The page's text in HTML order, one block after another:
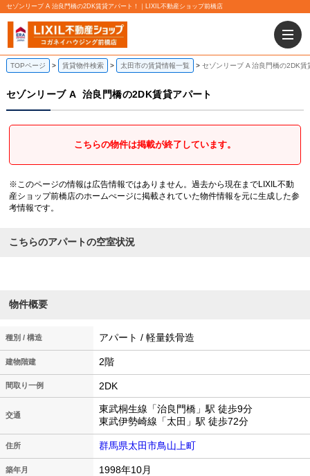
セゾンリーブ A 治良門橋の2DK賃貸アパート！｜LIXIL不動産ショップ前橋店
TOPページ 賃貸物件検索 太田市の賃貸情報一覧 セゾンリーブ A 治良門橋の2DK賃
セゾンリーブ A 治良門橋の2DK賃貸アパート
こちらの物件は掲載が終了しています。
※このページの情報は広告情報ではありません。過去から現在までLIXIL不動
産ショップ前橋店のホームぺージに掲載されていた物件情報を元に生成した参
考情報です。
こちらのアパートの空室状況
物件概要
種別 / 構造 アパート / 軽量鉄骨造
建物階建 2階
間取り一例 2DK
交通
東武桐生線「治良門橋」駅 徒歩9分
東武伊勢崎線「太田」駅 徒歩72分
住所 群馬県太田市鳥山上町
築年月 1998年10月